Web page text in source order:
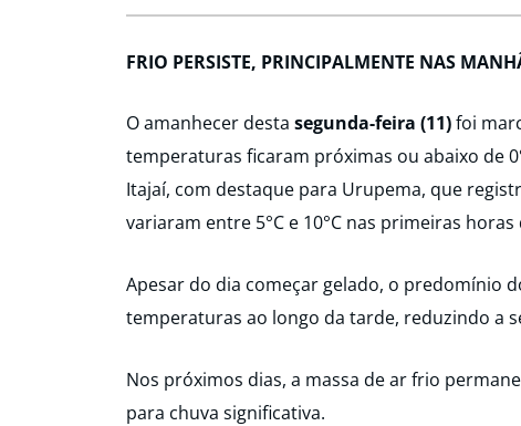
FRIO PERSISTE, PRINCIPALMENTE NAS
O amanhecer desta segunda-feira (11)foi
temperaturas ficaram próximas ou abaixo de
Itajaí, com destaque para Urupema, que
variaram entre 5°C e 10°C nas primeiras horas
Apesar do dia começar gelado, o predomínio
temperaturas ao longo da tarde, reduzindo a
Nos próximos dias, a massa de ar frio
para chuva significativa.